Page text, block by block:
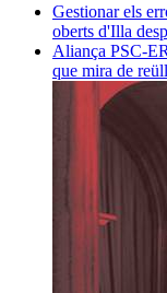
Gestionar els
oberts d'Illa
Aliança PSC-
que mira de